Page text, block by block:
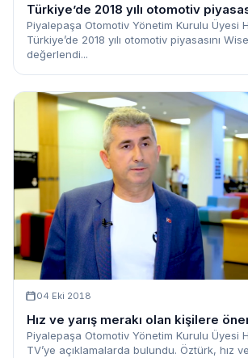
Türkiye’de 2018 yılı otomotiv
Piyalepaşa Otomotiv Yönetim Kurulu Üyesi
Türkiye’de 2018 yılı otomotiv piyasasını
değerlendi...
04 Eki 2018
Hız ve yarış merakı olan kişilere
Piyalepaşa Otomotiv Yönetim Kurulu Üyesi
TV’ye açıklamalarda bulundu. Öztürk, hız